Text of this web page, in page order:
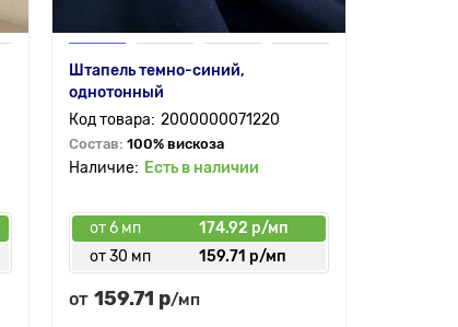
Штапель темно-синий,
однотонный
2000000071220
Состав: 100% вискоза
Есть в наличии
от 6 мп
174.92 р/мп
от 30 мп
159.71 р/мп
от 159.71 р/мп